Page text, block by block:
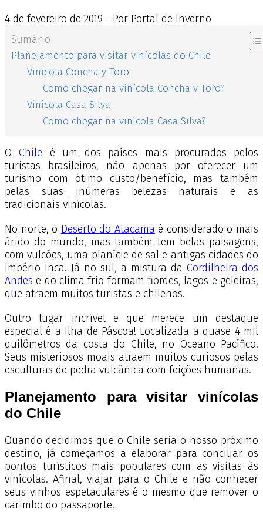
4 de fevereiro de 2019 - Por Portal de Inverno
Sumário
Planejamento para visitar vinícolas do Chile
Vinícola Concha y Toro
Como chegar na vinícola Concha y Toro?
Vinícola Casa Silva
Como chegar na vinícola Casa Silva?
OChile é um dos países mais procurados pelos
turistas brasileiros, não apenas por oferecer um
turismo com ótimo custo/benefício, mas também
pelas suas inúmeras belezas naturais e as
tradicionais vinícolas.
No norte, o Deserto do Atacama é considerado o mais
árido do mundo, mas também tem belas paisagens,
com vulcões, uma planície de sal e antigas cidades do
império Inca. Já no sul, a mistura da Cordilheira dos
Andes e do clima frio formam fiordes, lagos e geleiras,
que atraem muitos turistas e chilenos.
Outro lugar incrível e que merece um destaque
especial é a Ilha de Páscoa! Localizada a quase 4 mil
quilômetros da costa do Chile, no Oceano Pacífico.
Seus misteriosos moais atraem muitos curiosos pelas
esculturas de pedra vulcânica com feições humanas.
Planejamento para visitar vinícolas
do Chile
Quando decidimos que o Chile seria o nosso próximo
destino, já começamos a elaborar para conciliar os
pontos turísticos mais populares com as visitas às
vinícolas. Afinal, viajar para o Chile e não conhecer
seus vinhos espetaculares é o mesmo que remover o
carimbo do passaporte.